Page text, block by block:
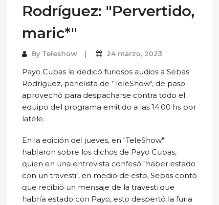
Rodríguez: "Pervertido,
maric*"
By Teleshow 24 marzo, 2023
Payo Cubas le dedicó furiosos audios a Sebas
Rodríguez, panelista de "TeleShow", de paso
aprovechó para despacharse contra todo el
equipo del programa emitido a las 14:00 hs por
latele.
En la edición del jueves, en "TeleShow"
hablaron sobre los dichos de Payo Cubas,
quien en una entrevista confesó "haber estado
con un travesti", en medio de esto, Sebas contó
que recibió un mensaje de la travesti que
habría estado con Payo, esto despertó la furia